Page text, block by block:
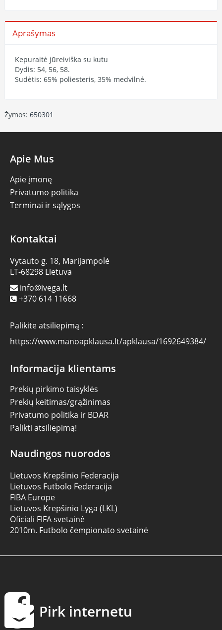
Aprašymas
Kepuraitė jūreiviška su kutu
Dydis: 54, 56, 58.
Sudėtis: 65% poliesteris, 35% medvilnė.
Žymos: 650301
Apie Mus
Apie įmonę
Privatumo politika
Terminai ir sąlygos
Kontaktai
Vytauto g. 18, Marijampolė
LT-68298 Lietuva
info@ivega.lt
+370 614 11668
Palikite atsiliepimą :
https://www.manoapklausa.lt/apklausa/1692649384/
Informacija klientams
Prekių pirkimo taisyklės
Prekių keitimas/grąžinimas
Privatumo politika ir BDAR
Palikti atsiliepimą!
Naudingos nuorodos
Lietuvos Krepšinio Federacija
Lietuvos Futbolo Federacija
FIBA Europe
Lietuvos Krepšinio Lyga (LKL)
Oficiali FIFA svetainė
2010m. Futbolo čempionato svetainė
Pirk internetu